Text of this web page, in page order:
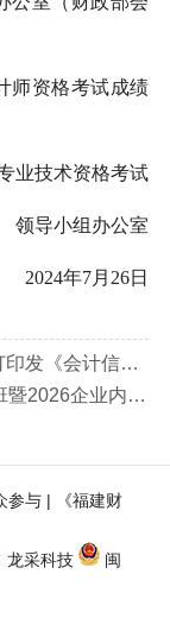
资格考试成绩
技术资格考试
导小组办公室
年7月26日
基本功能和服务规范》答记者问
稽查风险应对实战专题培训的通知
参与 |
《福建财
龙采科技
闽